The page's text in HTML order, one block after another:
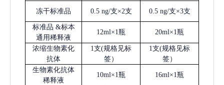
冻干标准品 0.5 ng/支×2支 0.5 ng/支×3支
标准品 &标本
通用稀释液
12ml×1瓶 20ml×1瓶
浓缩生物素化
抗体
1支(规格见标
签）
1支(规格见标
签）
生物素化抗体
稀释液
10ml×1瓶 16ml×1瓶